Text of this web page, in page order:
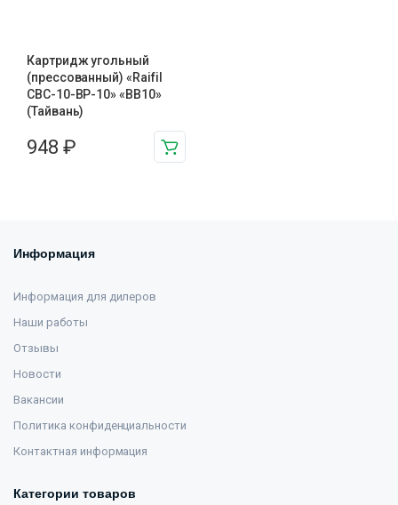
Картридж угольный
(прессованный) «Raifil
CBC-10-BP-10» «BB10»
(Тайвань)
948 ₽
Информация
Информация для дилеров
Наши работы
Отзывы
Новости
Вакансии
Политика конфиденциальности
Контактная информация
Категории товаров